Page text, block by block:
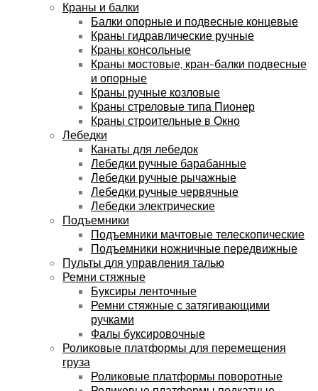
Краны и балки
Балки опорные и подвесные концевые
Краны гидравлические ручные
Краны консольные
Краны мостовые, кран-балки подвесные
и опорные
Краны ручные козловые
Краны стреловые типа Пионер
Краны строительные в Окно
Лебедки
Канаты для лебедок
Лебедки ручные барабанные
Лебедки ручные рычажные
Лебедки ручные червячные
Лебедки электрические
Подъемники
Подъемники мачтовые телескопические
Подъемники ножничные передвижные
Пульты для управления талью
Ремни стяжные
Буксиры ленточные
Ремни стяжные с затягивающими
ручками
Фалы буксировочные
Роликовые платформы для перемещения
груза
Роликовые платформы поворотные